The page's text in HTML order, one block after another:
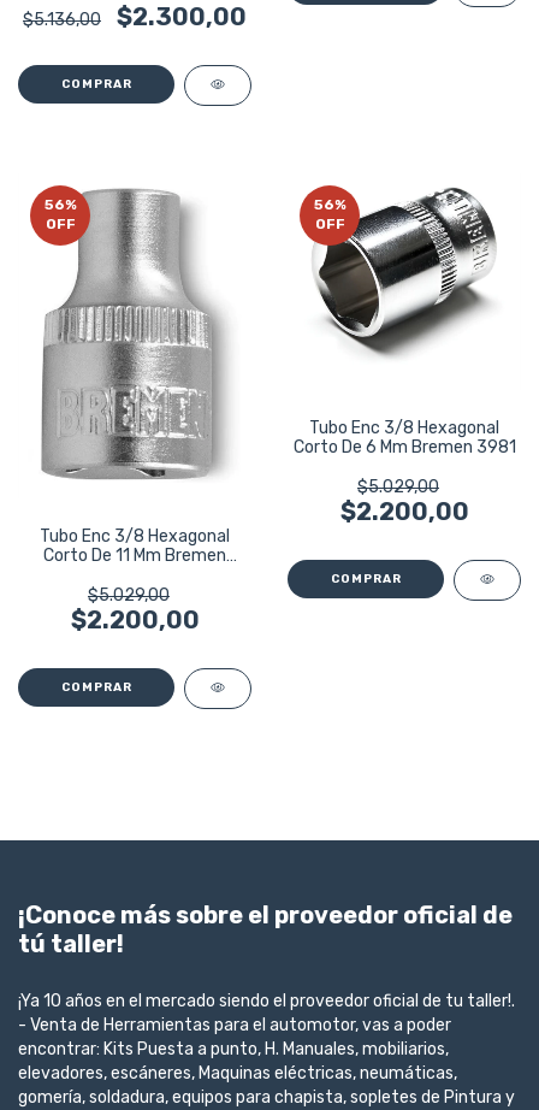
$5.136,00
$2.300,00
56%
OFF
Tubo Enc 3/8 Hexagonal
Corto De 11 Mm Bremen
$5.029,00
$2.200,00
56%
OFF
Tubo Enc 3/8 Hexagonal
Corto De 6 Mm Bremen 3981
$5.029,00
$2.200,00
¡Conoce más sobre el proveedor oficial de
tú taller!
¡Ya 10 años en el mercado siendo el proveedor oficial de tu taller!.
- Venta de Herramientas para el automotor, vas a poder
encontrar: Kits Puesta a punto, H. Manuales, mobiliarios,
elevadores, escáneres, Maquinas eléctricas, neumáticas,
gomería, soldadura, equipos para chapista, sopletes de Pintura y